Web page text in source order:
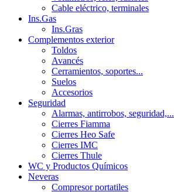
Cable eléctrico, terminales
Ins.Gas
Ins.Gras
Complementos exterior
Toldos
Avancés
Cerramientos, soportes...
Suelos
Accesorios
Seguridad
Alarmas, antirrobos, seguridad,...
Cierres Fiamma
Cierres Heo Safe
Cierres IMC
Cierres Thule
WC y Productos Químicos
Neveras
Compresor portatiles